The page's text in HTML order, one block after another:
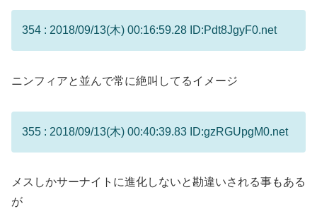
354 : 2018/09/13(木) 00:16:59.28 ID:Pdt8JgyF0.net
ニンフィアと並んで常に絶叫してるイメージ
355 : 2018/09/13(木) 00:40:39.83 ID:gzRGUpgM0.net
メスしかサーナイトに進化しないと勘違いされる事もある
が